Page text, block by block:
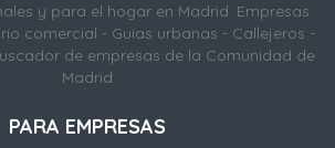
y para el hogar en Madrid. Empresas
comercial - Guías urbanas - Callejeros -
de empresas de la Comunidad de
Madrid
PARA EMPRESAS